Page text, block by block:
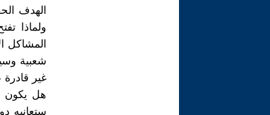
الهدف
ولماذا
المشاكل
شعبية
غير قادرة
هل يكون
ستعانيه